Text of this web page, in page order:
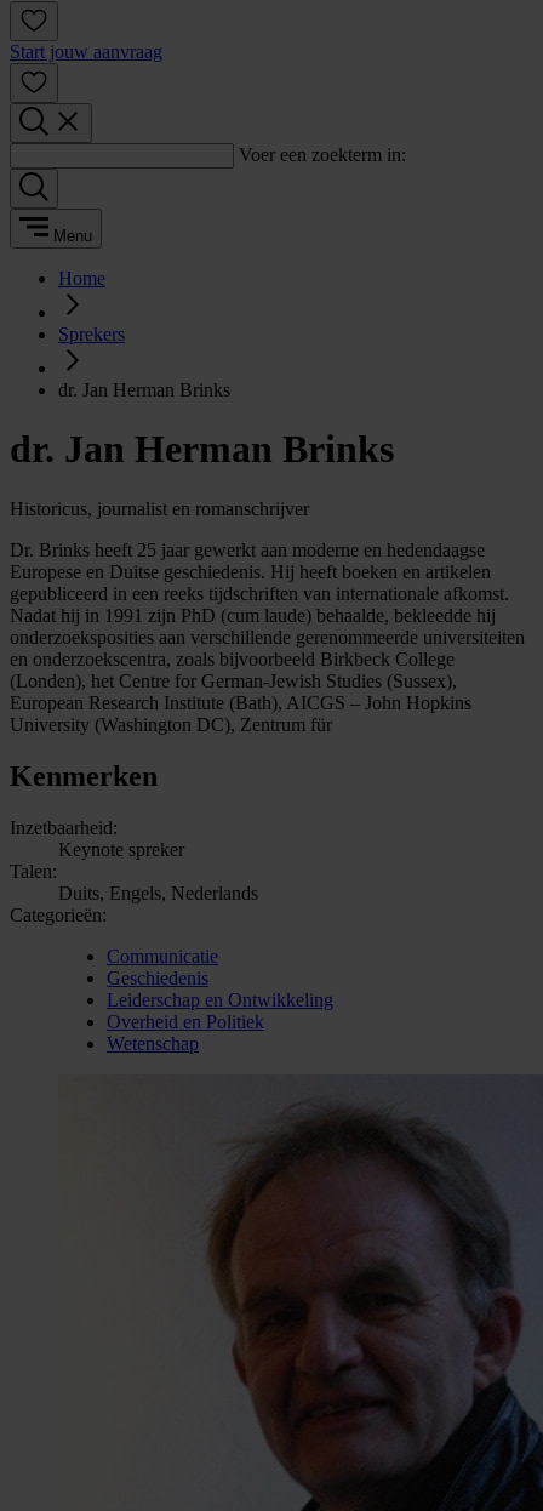
Start jouw aanvraag
Voer een zoekterm in:
Menu
Home
Sprekers
dr. Jan Herman Brinks
dr. Jan Herman Brinks
Historicus, journalist en romanschrijver
Dr. Brinks heeft 25 jaar gewerkt aan moderne en hedendaagse
Europese en Duitse geschiedenis. Hij heeft boeken en artikelen
gepubliceerd in een reeks tijdschriften van internationale afkomst.
Nadat hij in 1991 zijn PhD (cum laude) behaalde, bekleedde hij
onderzoeksposities aan verschillende gerenommeerde universiteiten
en onderzoekscentra, zoals bijvoorbeeld Birkbeck College
(Londen), het Centre for German-Jewish Studies (Sussex),
European Research Institute (Bath), AICGS – John Hopkins
University (Washington DC), Zentrum für
Kenmerken
Inzetbaarheid:
Keynote spreker
Talen:
Duits, Engels, Nederlands
Categorieën:
Communicatie
Geschiedenis
Leiderschap en Ontwikkeling
Overheid en Politiek
Wetenschap